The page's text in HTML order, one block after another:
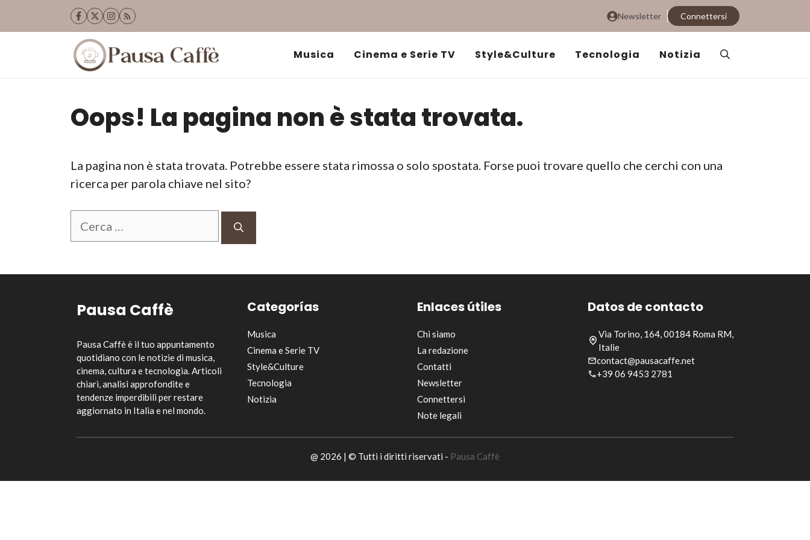
Newsletter Connettersi
Musica Cinema e Serie TV Style&Culture Tecnologia Notizia
Oops! La pagina non è stata trovata.
La pagina non è stata trovata. Potrebbe essere stata rimossa o solo spostata. Forse puoi trovare quello che cerchi con una
ricerca per parola chiave nel sito?
Ricerca
Pausa Caffè
Pausa Caffè è il tuo appuntamento
quotidiano con le notizie di musica,
cinema, cultura e tecnologia. Articoli
chiari, analisi approfondite e
tendenze imperdibili per restare
aggiornato in Italia e nel mondo.
Categorías
Musica
Cinema e Serie TV
Style&Culture
Tecnologia
Notizia
Enlaces útiles
Chi siamo
La redazione
Contatti
Newsletter
Connettersi
Note legali
Datos de contacto
Via Torino, 164, 00184 Roma RM,
Italie
contact@pausacaffe.net
+39 06 9453 2781
@ 2026 | © Tutti i diritti riservati - Pausa Caffè